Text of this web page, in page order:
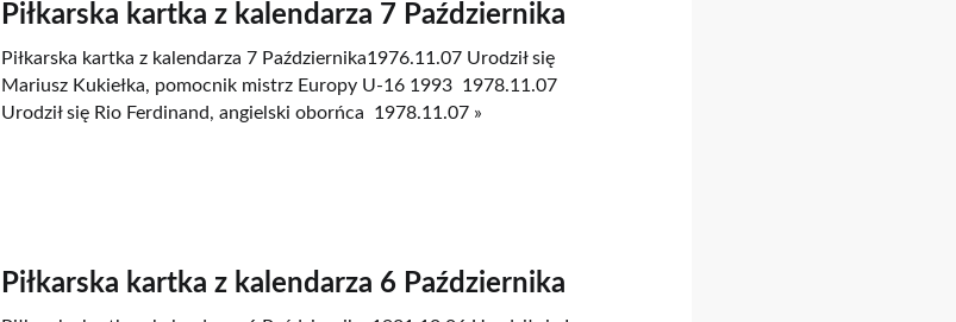
Piłkarska kartka z kalendarza 7 Października
Piłkarska kartka z kalendarza 7 Października1976.11.07 Urodził się
Mariusz Kukiełka, pomocnik mistrz Europy U-16 1993 1978.11.07
Urodził się Rio Ferdinand, angielski oborńca 1978.11.07 »
Piłkarska kartka z kalendarza 6 Października